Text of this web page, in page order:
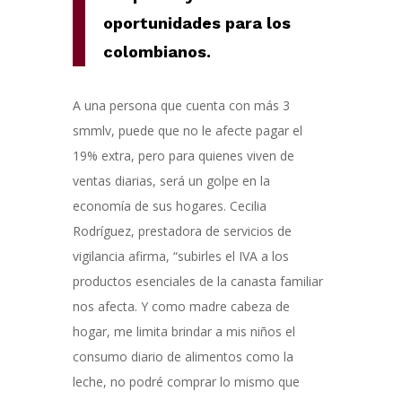
oportunidades para los
colombianos.
A una persona que cuenta con más 3
smmlv, puede que no le afecte pagar el
19% extra, pero para quienes viven de
ventas diarias, será un golpe en la
economía de sus hogares. Cecilia
Rodríguez, prestadora de servicios de
vigilancia afirma, “subirles el IVA a los
productos esenciales de la canasta familiar
nos afecta. Y como madre cabeza de
hogar, me limita brindar a mis niños el
consumo diario de alimentos como la
leche, no podré comprar lo mismo que